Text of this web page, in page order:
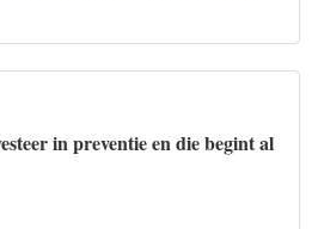
in preventie en die begint al